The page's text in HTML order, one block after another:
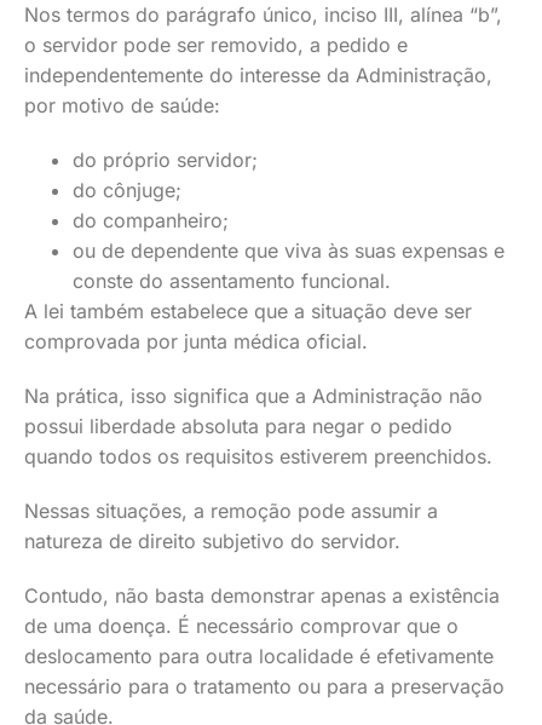
Nos termos do parágrafo único, inciso III, alínea “b”,
o servidor pode ser removido, a pedido e
independentemente do interesse da Administração,
por motivo de saúde:
do próprio servidor;
do cônjuge;
do companheiro;
ou de dependente que viva às suas expensas e
conste do assentamento funcional.
A lei também estabelece que a situação deve ser
comprovada por junta médica oficial.
Na prática, isso significa que a Administração não
possui liberdade absoluta para negar o pedido
quando todos os requisitos estiverem preenchidos.
Nessas situações, a remoção pode assumir a
natureza de direito subjetivo do servidor.
Contudo, não basta demonstrar apenas a existência
de uma doença. É necessário comprovar que o
deslocamento para outra localidade é efetivamente
necessário para o tratamento ou para a preservação
da saúde.